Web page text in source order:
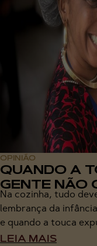
OPINIÃO
QUANDO A
GENTE NÃO
Na cozinha, tudo
lembrança da
e quando a touca
LEIA MAIS